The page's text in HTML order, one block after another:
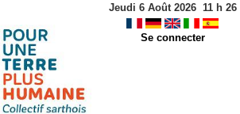
Jeudi 6 Août 2026 11h 26
Se connecter